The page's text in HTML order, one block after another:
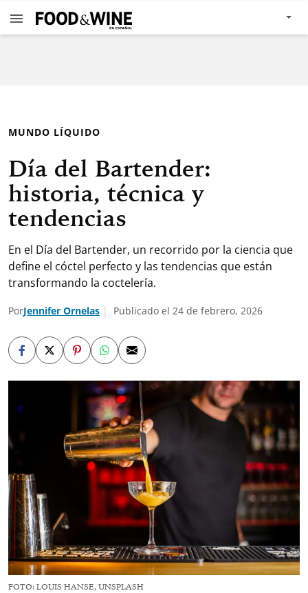
MUNDO LÍQUIDO
Día del Bartender:
historia, técnica y
tendencias
En el Día del Bartender, un recorrido por la ciencia que
define el cóctel perfecto y las tendencias que están
transformando la coctelería.
PorJennifer Ornelas Publicado el 24 de febrero, 2026
FOTO: LOUIS HANSE, UNSPLASH